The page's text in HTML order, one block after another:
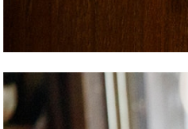
レストラン・カフェ
施設案内・アクセス
イベント・ポップアップ
ニュース
ENGLISH